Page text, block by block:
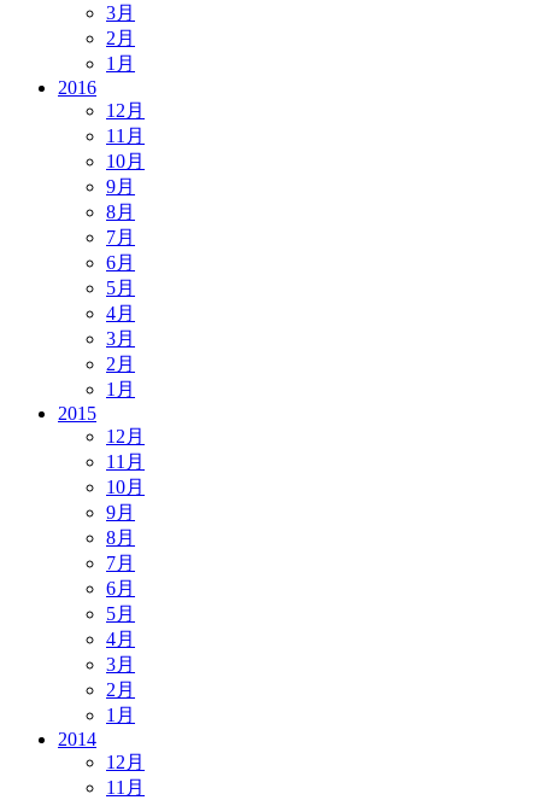
3月
2月
1月
2016
12月
11月
10月
9月
8月
7月
6月
5月
4月
3月
2月
1月
2015
12月
11月
10月
9月
8月
7月
6月
5月
4月
3月
2月
1月
2014
12月
11月